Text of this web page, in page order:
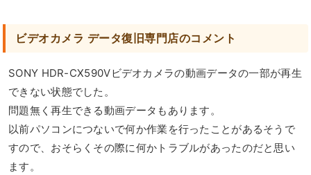
ビデオカメラ データ復旧専門店のコメント
SONY HDR-CX590Vビデオカメラの動画データの一部が再生
できない状態でした。
問題無く再生できる動画データもあります。
以前パソコンにつないで何か作業を行ったことがあるそうで
すので、おそらくその際に何かトラブルがあったのだと思い
ます。